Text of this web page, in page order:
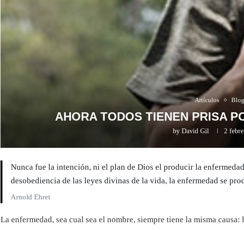
Artículos Blog
AHORA TODOS TIENEN PRISA
by David Gil 2
Nunca fue la intención, ni el plan de Dios el producir la
desobediencia de las leyes divinas de la vida, la enfermedad se
Arnold Ehret
La enfermedad, sea cual sea el nombre, siempre tiene la misma